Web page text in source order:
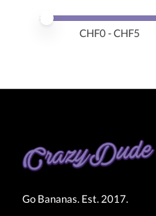
Preis – Mindestwert
Price maximum value
CHF0- CHF5
Go Bananas. Est. 2017.